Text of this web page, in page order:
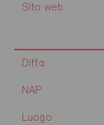
Sito web
Ditta
NAP
Luogo